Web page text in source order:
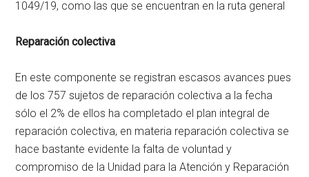
1049/19, como las que se encuentran en la ruta general
Reparación colectiva
En este componente se registran escasos avances pues
de los 757 sujetos de reparación colectiva a la fecha
sólo el 2% de ellos ha completado el plan integral de
reparación colectiva, en materia reparación colectiva se
hace bastante evidente la falta de voluntad y
compromiso de la Unidad para la Atención y Reparación